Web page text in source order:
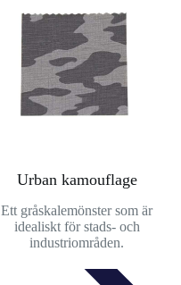
Urban kamouflage
Ett gråskalemönster som är
idealiskt för stads- och
industriområden.